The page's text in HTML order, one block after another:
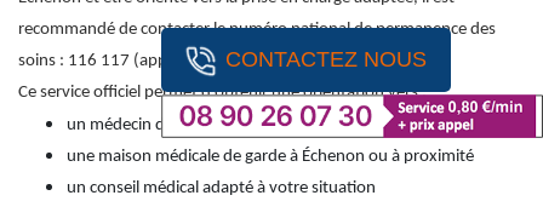
CONTACTEZ NOUS
recommandé de contacter le numéro national de permanence des
soins : 116 117 (appel gratuit).
Ce service officiel permet d’obtenir une orientation vers :
un médecin de garde
une maison médicale de garde à Échenon ou à proximité
un conseil médical adapté à votre situation